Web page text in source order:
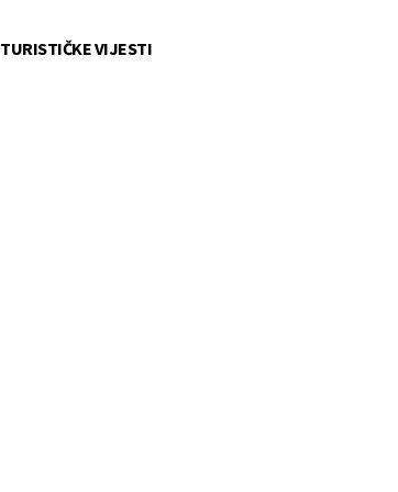
TURISTIČKE VIJESTI